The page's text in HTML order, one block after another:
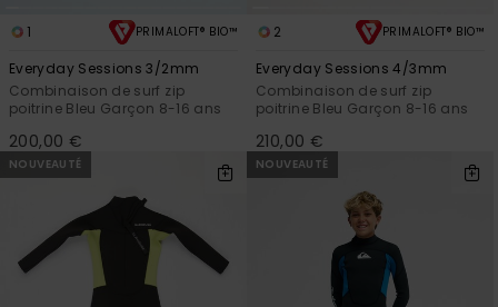
1 PRIMALOFT® BIO™
Everyday Sessions 3/2mm
Combinaison de surf zip
poitrine Bleu Garçon 8-16 ans
200,00 €
2 PRIMALOFT® BIO™
Everyday Sessions 4/3mm
Combinaison de surf zip
poitrine Bleu Garçon 8-16 ans
210,00 €
NOUVEAUTÉ NOUVEAUTÉ